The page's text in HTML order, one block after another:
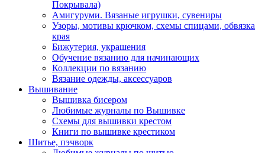
Покрывала)
Амигуруми. Вязаные игрушки, сувениры
Узоры, мотивы крючком, схемы спицами, обвязка
края
Бижутерия, украшения
Обучение вязанию для начинающих
Коллекции по вязанию
Вязание одежды, аксессуаров
Вышивание
Вышивка бисером
Любимые журналы по Вышивке
Схемы для вышивки крестом
Книги по вышивке крестиком
Шитье, пэчворк